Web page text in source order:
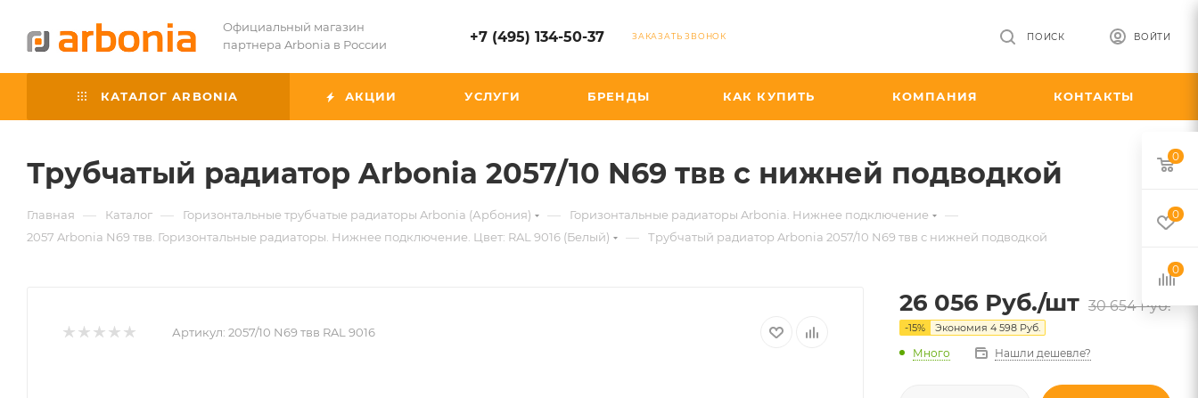
Официальный магазин
партнера Arbonia в России
+7 (495) 134-50-37 ЗАКАЗАТЬ ЗВОНОК ВОЙТИ
ПОИСК
КАТАЛОГ ARBONIA АКЦИИ УСЛУГИ БРЕНДЫ КАК КУПИТЬ КОМПАНИЯ КОНТАКТЫ
Трубчатый радиатор Arbonia 2057/10 N69 твв с нижней подводкой
Главная — Каталог — Горизонтальные трубчатые радиаторы Arbonia (Арбония) — Горизонтальные радиаторы Arbonia. Нижнее подключение —
2057 Arbonia N69 твв. Горизонтальные радиаторы. Нижнее подключение. Цвет: RAL 9016 (Белый) — Трубчатый радиатор Arbonia 2057/10 N69 твв с нижней подводкой
Артикул: 2057/10 N69 твв RAL 9016
26 056 Руб./шт 30 654Руб.
-15% Экономия 4 598 Руб.
Много Нашли дешевле?
0
0
0